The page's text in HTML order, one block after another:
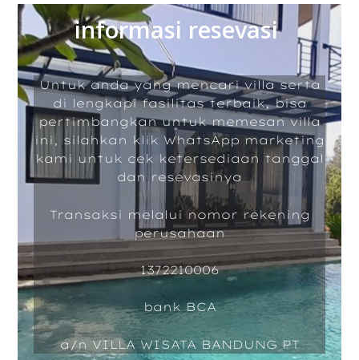
informasi resevasi
Untuk anda yang mencari villa serta
di lengkapi fasilitas terbaik, bisa
pertimbangkan untuk memesan villa
ini, silahkan klik WhatsApp marketing
kami untuk cek ketersediaan tanggal
dan resevasinya
Transaksi melalui nomor rekening
perusahaan
1372210006
bank BCA
a/n VILLA WISATA BANDUNG PT